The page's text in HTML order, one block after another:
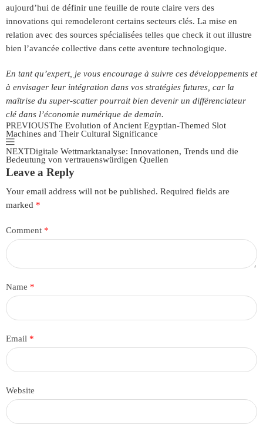
aujourd’hui de définir une feuille de route claire vers des
innovations qui remodeleront certains secteurs clés. La mise en
relation avec des sources spécialisées telles que check it out illustre
bien l’avancée collective dans cette aventure technologique.
En tant qu’expert, je vous encourage à suivre ces développements et
à envisager leur intégration dans vos stratégies futures, car la
maîtrise du super-scatter pourrait bien devenir un différenciateur
clé dans l’économie numérique de demain.
PREVIOUSThe Evolution of Ancient Egyptian-Themed Slot
Machines and Their Cultural Significance
NEXTDigitale Wettmarktanalyse: Innovationen, Trends und die
Bedeutung von vertrauenswürdigen Quellen
Leave a Reply
Your email address will not be published. Required fields are
marked *
Comment *
Name *
Email *
Website